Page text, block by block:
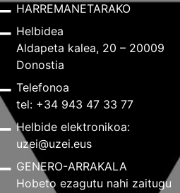
HARREMANETARAKO
Helbidea
Aldapeta kalea, 20 – 20009
Donostia
Telefonoa
tel: +34 943 47 33 77
Helbide elektronikoa:
uzei@uzei.eus
GENERO-ARRAKALA
Hobeto ezagutu nahi zaitugu